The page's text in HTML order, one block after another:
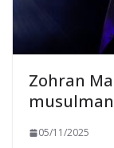
Zohran
05/11/2025